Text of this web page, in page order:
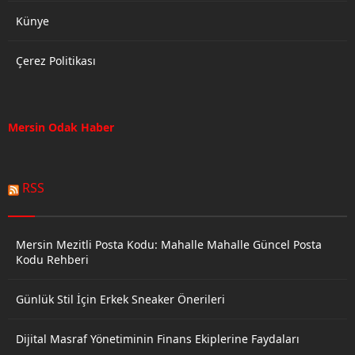
Künye
Çerez Politikası
Mersin Odak Haber
RSS
Mersin Mezitli Posta Kodu: Mahalle Mahalle Güncel Posta
Kodu Rehberi
Günlük Stil İçin Erkek Sneaker Önerileri
Dijital Masraf Yönetiminin Finans Ekiplerine Faydaları